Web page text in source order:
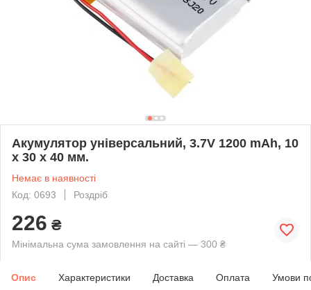
Акумулятор універсальний, 3.7V 1200 mAh, 10
x 30 x 40 мм.
Немає в наявності
Код: 0693
Роздріб
226 ₴
Мінімальна сума замовлення на сайті — 300 ₴
Опис Характеристики Доставка Оплата Умови